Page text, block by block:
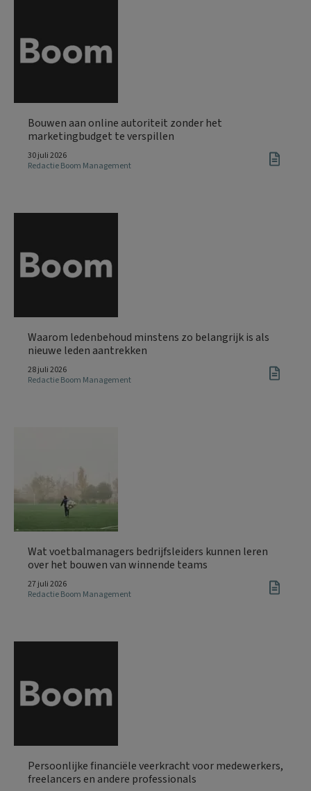
Bouwen aan online autoriteit zonder het
marketingbudget te verspillen
30 juli 2026
Redactie Boom Management
Waarom ledenbehoud minstens zo belangrijk is als
nieuwe leden aantrekken
28 juli 2026
Redactie Boom Management
Wat voetbalmanagers bedrijfsleiders kunnen leren
over het bouwen van winnende teams
27 juli 2026
Redactie Boom Management
Persoonlijke financiële veerkracht voor medewerkers,
freelancers en andere professionals